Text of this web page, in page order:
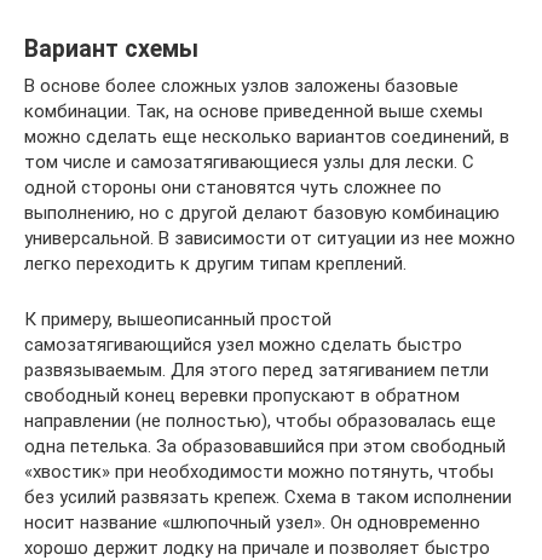
Вариант схемы
В основе более сложных узлов заложены базовые
комбинации. Так, на основе приведенной выше схемы
можно сделать еще несколько вариантов соединений, в
том числе и самозатягивающиеся узлы для лески. С
одной стороны они становятся чуть сложнее по
выполнению, но с другой делают базовую комбинацию
универсальной. В зависимости от ситуации из нее можно
легко переходить к другим типам креплений.
К примеру, вышеописанный простой
самозатягивающийся узел можно сделать быстро
развязываемым. Для этого перед затягиванием петли
свободный конец веревки пропускают в обратном
направлении (не полностью), чтобы образовалась еще
одна петелька. За образовавшийся при этом свободный
«хвостик» при необходимости можно потянуть, чтобы
без усилий развязать крепеж. Схема в таком исполнении
носит название «шлюпочный узел». Он одновременно
хорошо держит лодку на причале и позволяет быстро